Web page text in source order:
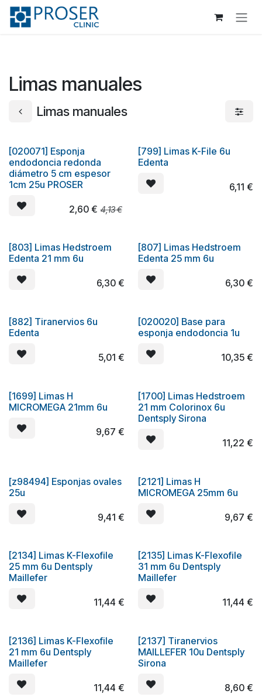
Ir al contenido
Limas manuales
Limas manuales
Oferta
[020071] Esponja
endodoncia redonda
diámetro 5 cm espesor
1cm 25u PROSER
2,60€ 4,13€
[799] Limas K-File 6u
Edenta
6,11 €
[803] Limas Hedstroem
Edenta 21 mm 6u
6,30€
[807] Limas Hedstroem
Edenta 25 mm 6u
6,30 €
[882] Tiranervios 6u
Edenta
5,01 €
[020020] Base para
esponja endodoncia 1u
10,35 €
[1699] Limas H
MICROMEGA 21mm 6u
9,67 €
[1700] Limas Hedstroem
21 mm Colorinox 6u
Dentsply Sirona
11,22 €
[z98494] Esponjas ovales
25u
9,41 €
[2121] Limas H
MICROMEGA 25mm 6u
9,67 €
[2134] Limas K-Flexofile
25 mm 6u Dentsply
Maillefer
11,44 €
[2135] Limas K-Flexofile
31 mm 6u Dentsply
Maillefer
11,44 €
[2136] Limas K-Flexofile
21 mm 6u Dentsply
Maillefer
11,44 €
[2137] Tiranervios
MAILLEFER 10u Dentsply
Sirona
8,60 €